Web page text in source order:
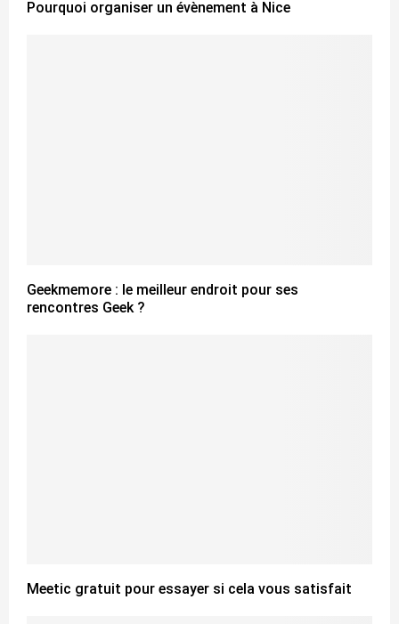
Pourquoi organiser un évènement à Nice
Geekmemore : le meilleur endroit pour ses
rencontres Geek ?
Meetic gratuit pour essayer si cela vous satisfait